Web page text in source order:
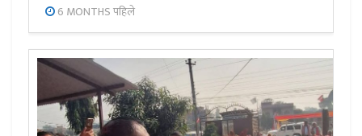
6 MONTHS पहिले